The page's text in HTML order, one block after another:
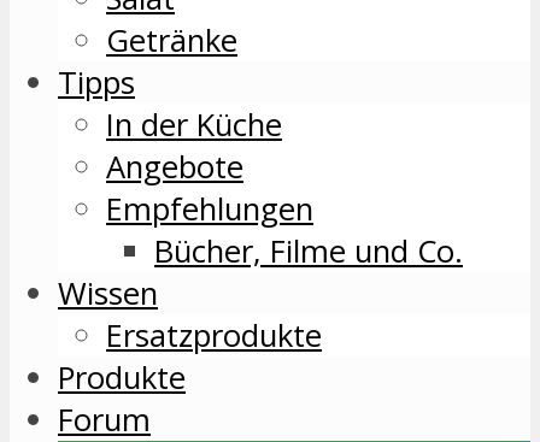
Getränke
Tipps
In der Küche
Angebote
Empfehlungen
Bücher, Filme und Co.
Wissen
Ersatzprodukte
Produkte
Forum